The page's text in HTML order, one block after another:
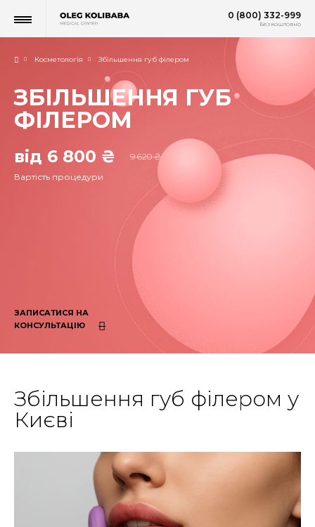
0 (800) 332-999
Безкоштовно
Косметологія Збільшення губ філером
ЗБІЛЬШЕННЯ ГУБ
ФІЛЕРОМ
від 6 800 ₴
9 620 ₴
Вартість процедури
ЗАПИСАТИСЯ НА
КОНСУЛЬТАЦІЮ
Збільшення губ філером у
Києві